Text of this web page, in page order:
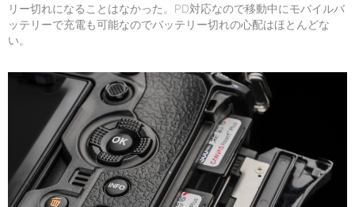
リー切れになることはなかった。PD対応なので移動中にモバイルバ
ッテリーで充電も可能なのでバッテリー切れの心配はほとんどな
い。